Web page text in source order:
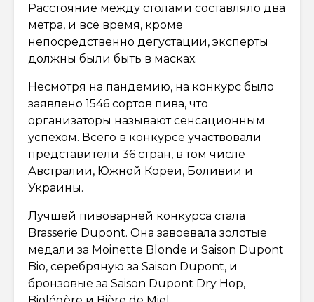
Расстояние между столами составляло два
метра, и всё время, кроме
непосредственно дегустации, эксперты
должны были быть в масках.
Несмотря на пандемию, на конкурс было
заявлено 1546 сортов пива, что
организаторы называют сенсационным
успехом. Всего в конкурсе участвовали
представители 36 стран, в том числе
Австралии, Южной Кореи, Боливии и
Украины.
Лучшей пивоварней конкурса стала
Brasserie Dupont. Она завоевала золотые
медали за Moinette Blonde и Saison Dupont
Bio, серебряную за Saison Dupont, и
бронзовые за Saison Dupont Dry Hop,